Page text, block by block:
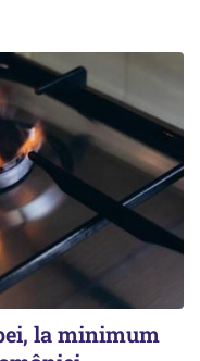
la minimum